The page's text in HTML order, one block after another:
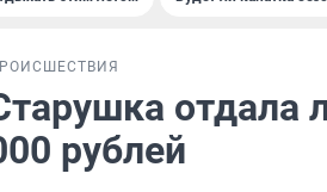
отдала
рублей